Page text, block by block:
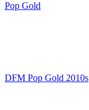
Pop Gold
DFM Pop Gold 2010s